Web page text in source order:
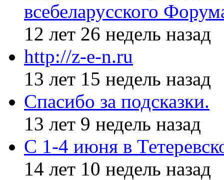
всебеларусского
12 лет 26 недель назад
http://z-e-n.ru
13 лет 15 недель назад
Спасибо за подсказки.
13 лет 9 недель назад
С 1-4 июня в
14 лет 10 недель назад